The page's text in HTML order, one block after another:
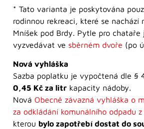
* Tato varianta je poskytována
rodinnou rekreaci, které se nachází
Mníšek pod Brdy. Pytle pro chataře
vyzvedávat ve sběrném dvoře (po
Nová vyhláška
Sazba poplatku je vypočtená dle §
0,45 Kč za litr kapacity nádoby.
Nová Obecně závazná vyhláška o
za odkládání komunálního odpadu
kterou bylo zapotřebí dostat do